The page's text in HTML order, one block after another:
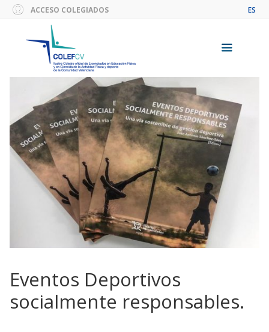
Saltar
contenido
ACCESO COLEGIADOS ES
Eventos Deportivos
socialmente responsables.